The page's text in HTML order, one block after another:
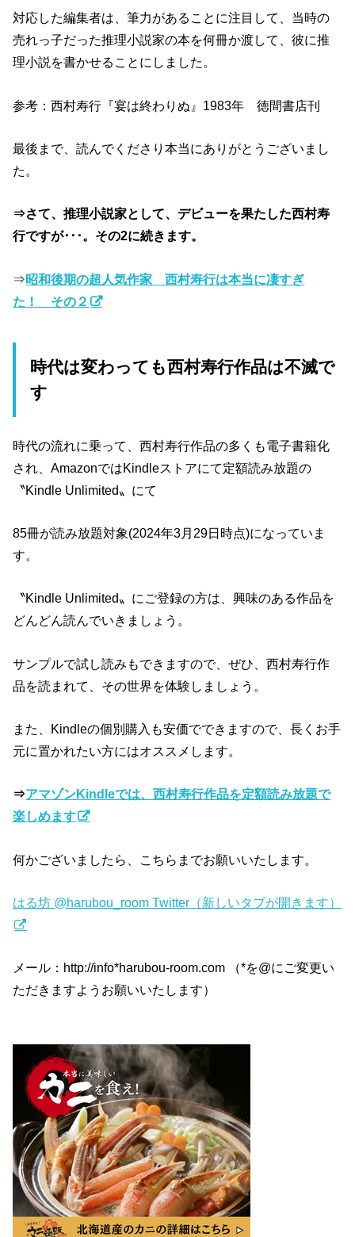
対応した編集者は、筆力があることに注目して、当時の
売れっ子だった推理小説家の本を何冊か渡して、彼に推
理小説を書かせることにしました。
参考：西村寿行『宴は終わりぬ』1983年 徳間書店刊
最後まで、読んでくださり本当にありがとうございまし
た。
⇒さて、推理小説家として、デビューを果たした西村寿
行ですが･･･。その2に続きます。
⇒昭和後期の超人気作家 西村寿行は本当に凄すぎ
た！ その２
時代は変わっても西村寿行作品は不滅で
す
時代の流れに乗って、西村寿行作品の多くも電子書籍化
され、AmazonではKindleストアにて定額読み放題の
〝Kindle Unlimited〟にて
85冊が読み放題対象(2024年3月29日時点)になっていま
す。
〝Kindle Unlimited〟にご登録の方は、興味のある作品を
どんどん読んでいきましょう。
サンプルで試し読みもできますので、ぜひ、西村寿行作
品を読まれて、その世界を体験しましょう。
また、Kindleの個別購入も安価でできますので、長くお手
元に置かれたい方にはオススメします。
⇒アマゾンKindleでは、西村寿行作品を定額読み放題で
楽しめます
何かございましたら、こちらまでお願いいたします。
はる坊 @harubou_room Twitter（新しいタブが開きます）
メール：http://info*harubou-room.com （*を@にご変更い
ただきますようお願いいたします）